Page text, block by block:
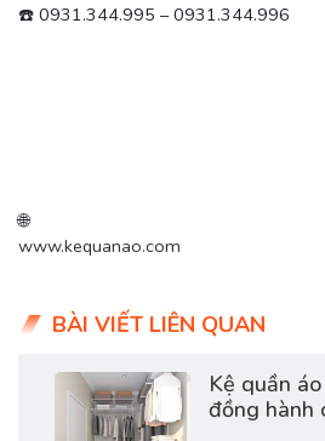
☎️ 0931.344.995 – 0931.344.996
🌐
www.kequanao.com
BÀI VIẾT LIÊN QUAN
Kệ quần
đồng hành